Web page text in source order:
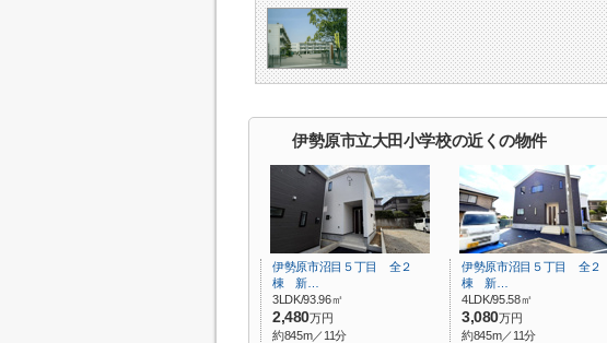
伊勢原市立大田小学校の近くの物件
伊勢原市沼目５丁目 全２
棟 新…
3LDK/93.96㎡
2,480万円
約845m／11分
伊勢原市沼目５丁目 全２
棟 新…
4LDK/95.58㎡
3,080万円
約845m／11分